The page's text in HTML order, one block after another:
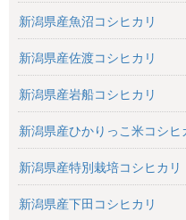
新潟県産魚沼コシヒカリ
新潟県産佐渡コシヒカリ
新潟県産岩船コシヒカリ
新潟県産ひかりっこ米コシヒ
新潟県産特別栽培コシヒカリ
新潟県産下田コシヒカリ